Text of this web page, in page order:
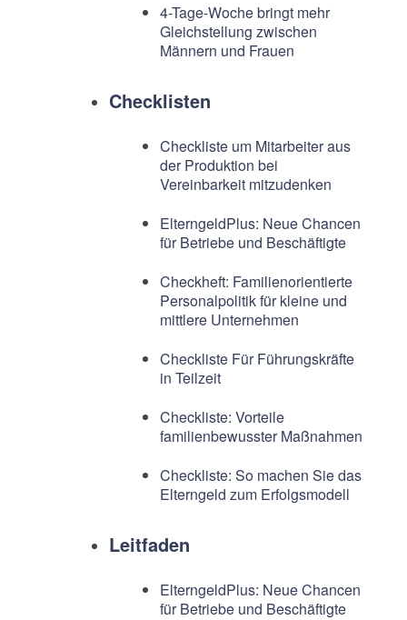
4-Tage-Woche bringt mehr
Gleichstellung zwischen
Männern und Frauen
Checklisten
Checkliste um Mitarbeiter aus
der Produktion bei
Vereinbarkeit mitzudenken
ElterngeldPlus: Neue Chancen
für Betriebe und Beschäftigte
Checkheft: Familienorientierte
Personalpolitik für kleine und
mittlere Unternehmen
Checkliste Für Führungskräfte
in Teilzeit
Checkliste: Vorteile
familienbewusster Maßnahmen
Checkliste: So machen Sie das
Elterngeld zum Erfolgsmodell
Leitfaden
ElterngeldPlus: Neue Chancen
für Betriebe und Beschäftigte